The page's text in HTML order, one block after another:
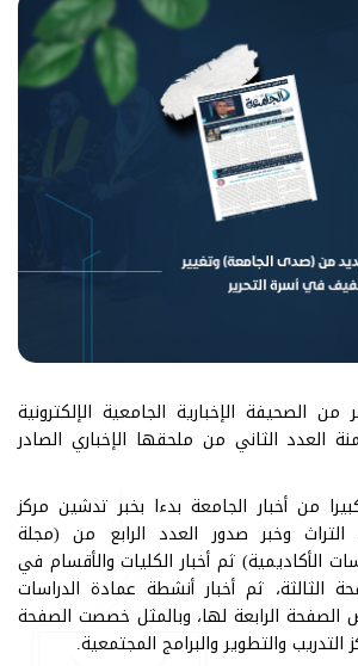
الصحيفة الإخبارية الجامعية الإلكترونية
العدد الثاني من ملحقها الإخباري الصادر
من أخبار الجامعة بدءا بخبر تدشين مركز
وخبر صدور العدد الرابع من (مجلة
الأكاديمية) ثم أخبار الكليات والأقسام في
الثالثة، ثم أخبار أنشطة عمادة الدراسات
الصفحة الرابعة لها، وبالمثل خصصت الصفحة
والتطوير والبرامج المجتمعية.